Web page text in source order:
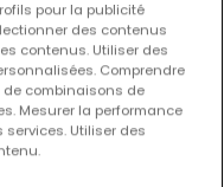
pour la publicité
des contenus
contenus. Utiliser des
Comprendre
combinaisons de
Mesurer la performance
services. Utiliser des